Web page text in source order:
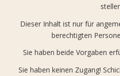
Dieser Inhalt ist nur für
berechtigten
Sie haben beide Vorgaben
Sie haben keinen Zugang!